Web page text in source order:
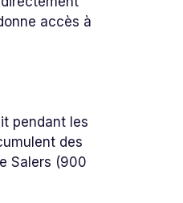
accès à
pendant les
des
Salers (900